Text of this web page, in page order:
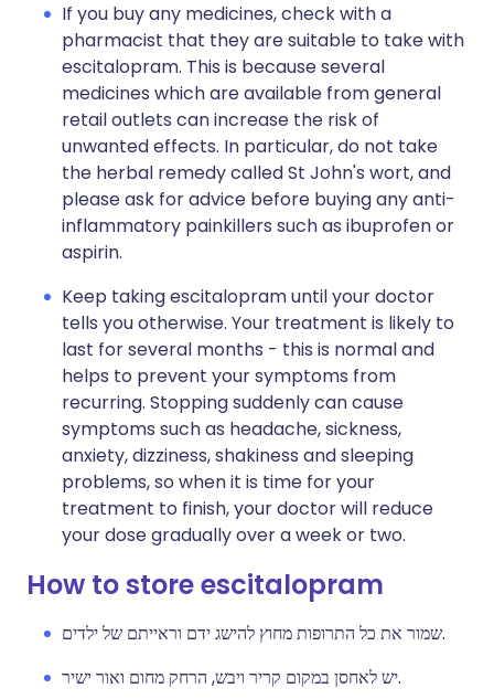
If you buy any medicines, check with a
pharmacist that they are suitable to take with
escitalopram. This is because several
medicines which are available from general
retail outlets can increase the risk of
unwanted effects. In particular, do not take
the herbal remedy called St John's wort, and
please ask for advice before buying any anti-
inflammatory painkillers such as ibuprofen or
aspirin.
Keep taking escitalopram until your doctor
tells you otherwise. Your treatment is likely to
last for several months - this is normal and
helps to prevent your symptoms from
recurring. Stopping suddenly can cause
symptoms such as headache, sickness,
anxiety, dizziness, shakiness and sleeping
problems, so when it is time for your
treatment to finish, your doctor will reduce
your dose gradually over a week or two.
How to store escitalopram
שמור את כל התרופות מחוץ להישג ידם וראייתם של ילדים.
יש לאחסן במקום קריר ויבש, הרחק מחום ואור ישיר.